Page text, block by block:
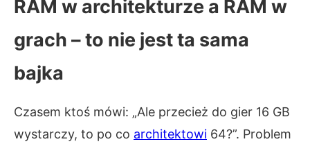
RAM w architekturze a RAM w
grach – to nie jest ta sama
bajka
Czasem ktoś mówi: „Ale przecież do gier 16 GB
wystarczy, to po co architektowi 64?”. Problem